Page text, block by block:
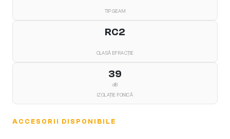
TIP GEAM
RC2
CLASĂ EFRACȚIE
39
dB
IZOLAȚIE FONICĂ
ACCESORII DISPONIBILE